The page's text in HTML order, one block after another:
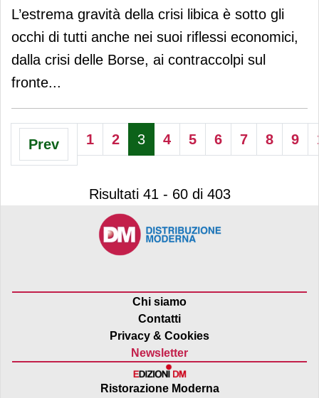
L’estrema gravità della crisi libica è sotto gli
occhi di tutti anche nei suoi riflessi economici,
dalla crisi delle Borse, ai contraccolpi sul
fronte...
Prev 1 2 3 4 5 6 7 8 9
Risultati 41 - 60 di 403
Chi siamo
Contatti
Privacy & Cookies
Newsletter
Ristorazione Moderna